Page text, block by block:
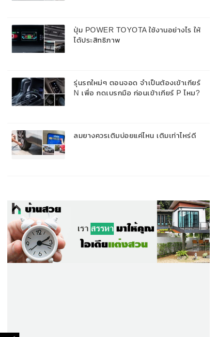
ปุ่ม POWER TOYOTA ใช้งานอย่างไร ให้
ได้ประสิทธิภาพ
รุ่นรถใหม่ๆ ตอนจอด จำเป็นต้องเข้าเกียร์
N เพื่อ กดเบรกมือ ก่อนเข้าเกียร์ P ไหม?
ลมยางควรเติมบ่อยแค่ไหน เติมเท่าไหร่ดี